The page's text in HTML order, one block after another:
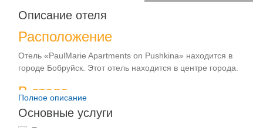
Описание отеля
Расположение
Отель «PaulMarie Apartments on Pushkina» находится в
городе Бобруйск. Этот отель находится в центре города.
В отеле
На территории отеля предоставляется доступ в интернет.
Полное описание
Основные услуги